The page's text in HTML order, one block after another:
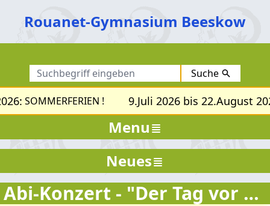
Rouanet-Gymnasium Beeskow
Suche
SOMMERFERIEN ! 9.Juli 2026 bis 22.August
Menu
Abi-Konzert - "Der Tag vor dem Weltuntergang"
Neues